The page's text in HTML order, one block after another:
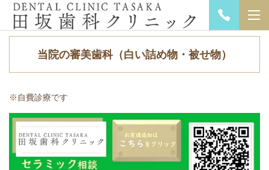
当院の審美歯科（白い詰め物・被せ物）
※自費診療です